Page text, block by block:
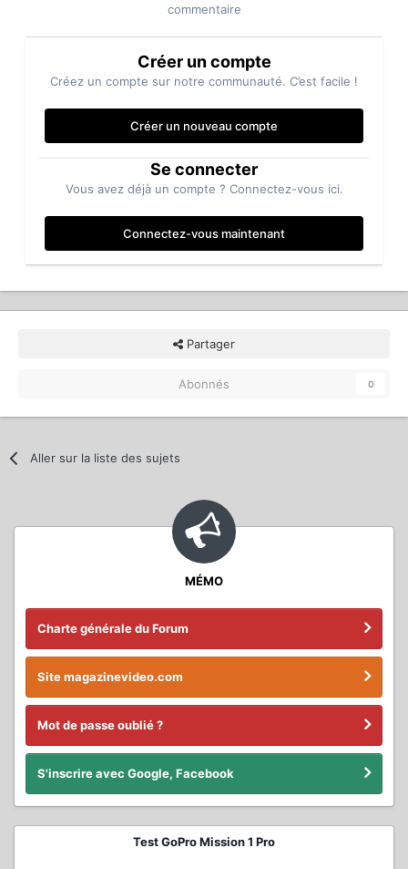
commentaire
Créer un compte
Créez un compte sur notre communauté. C’est facile !
Créer un nouveau compte
Se connecter
Vous avez déjà un compte ? Connectez-vous ici.
Connectez-vous maintenant
Partager
Abonnés 0
Aller sur la liste des sujets
MÉMO
Charte générale du Forum
Site magazinevideo.com
Mot de passe oublié ?
S'inscrire avec Google, Facebook
Test GoPro Mission 1 Pro